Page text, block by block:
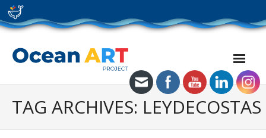
Skip
to
content
TAG ARCHIVES: LEYDECOSTAS